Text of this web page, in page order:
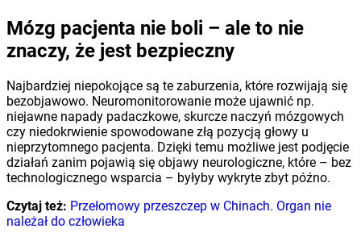
Mózg pacjenta nie boli – ale to nie
znaczy, że jest bezpieczny
Najbardziej niepokojące są te zaburzenia, które rozwijają się
bezobjawowo. Neuromonitorowanie może ujawnić np.
niejawne napady padaczkowe, skurcze naczyń mózgowych
czy niedokrwienie spowodowane złą pozycją głowy u
nieprzytomnego pacjenta. Dzięki temu możliwe jest podjęcie
działań zanim pojawią się objawy neurologiczne, które – bez
technologicznego wsparcia – byłyby wykryte zbyt późno.
Czytaj też: Przełomowy przeszczep w Chinach. Organ nie
należał do człowieka